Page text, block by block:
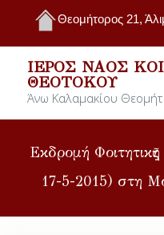
Θεομήτορος 21,
ΙΕΡΌΣ ΝΑΌΣ
ΘΕΟΤΌΚΟΥ
Άνω Καλαμακίου
Εκδρομή
17-5-2015) στη